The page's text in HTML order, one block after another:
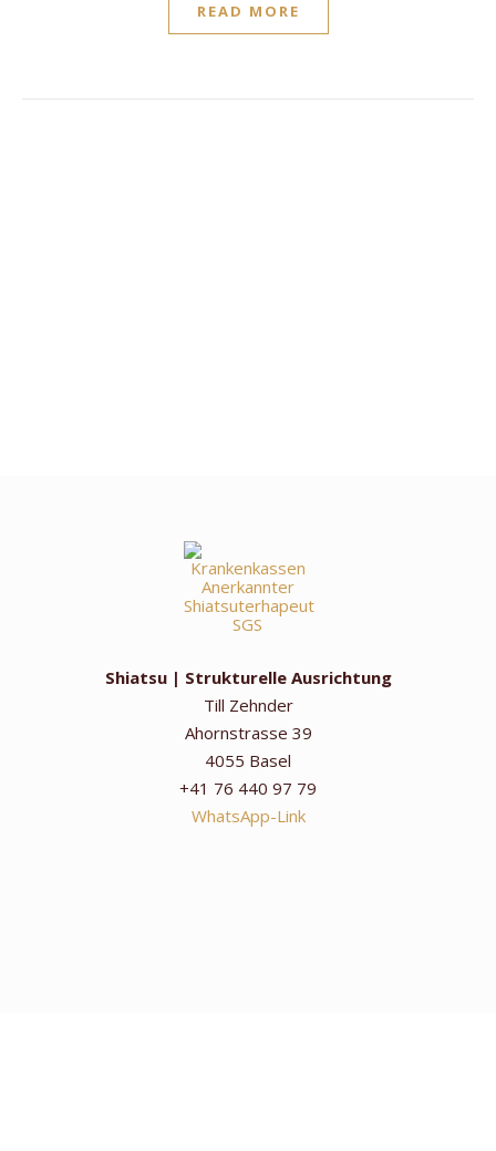
READ MORE
Shiatsu | Strukturelle Ausrichtung
Till Zehnder
Ahornstrasse 39
4055 Basel
+41 76 440 97 79
WhatsApp-Link